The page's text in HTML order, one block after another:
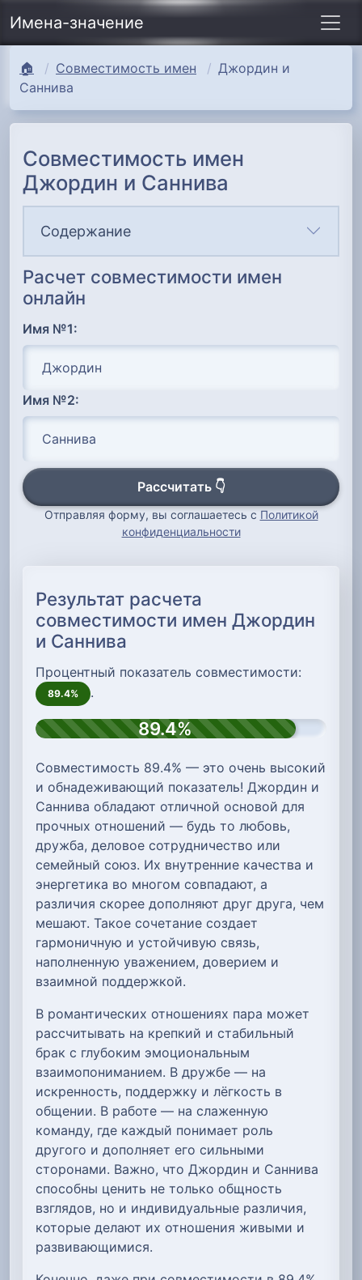
Имена-значение
🏠 Совместимость имен
Джордин и
Саннива
Совместимость имен
Джордин и Саннива
Содержание
Расчет совместимости имен
онлайн
Имя №1:
Имя №2:
Рассчитать 👇
Отправляя форму, вы соглашаетесь с Политикой
конфиденциальности
Результат расчета
совместимости имен Джордин
и Саннива
Процентный показатель совместимости:
89.4% .
89.4%
Совместимость 89.4% — это очень высокий
и обнадеживающий показатель! Джордин и
Саннива обладают отличной основой для
прочных отношений — будь то любовь,
дружба, деловое сотрудничество или
семейный союз. Их внутренние качества и
энергетика во многом совпадают, а
различия скорее дополняют друг друга, чем
мешают. Такое сочетание создает
гармоничную и устойчивую связь,
наполненную уважением, доверием и
взаимной поддержкой.
В романтических отношениях пара может
рассчитывать на крепкий и стабильный
брак с глубоким эмоциональным
взаимопониманием. В дружбе — на
искренность, поддержку и лёгкость в
общении. В работе — на слаженную
команду, где каждый понимает роль
другого и дополняет его сильными
сторонами. Важно, что Джордин и Саннива
способны ценить не только общность
взглядов, но и индивидуальные различия,
которые делают их отношения живыми и
развивающимися.